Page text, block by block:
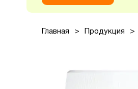
Главная > Продукция >